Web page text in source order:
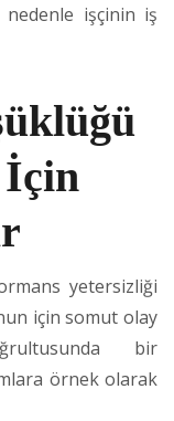
işçinin iş
İçin
yetersizliği
için somut olay
bir
örnek olarak